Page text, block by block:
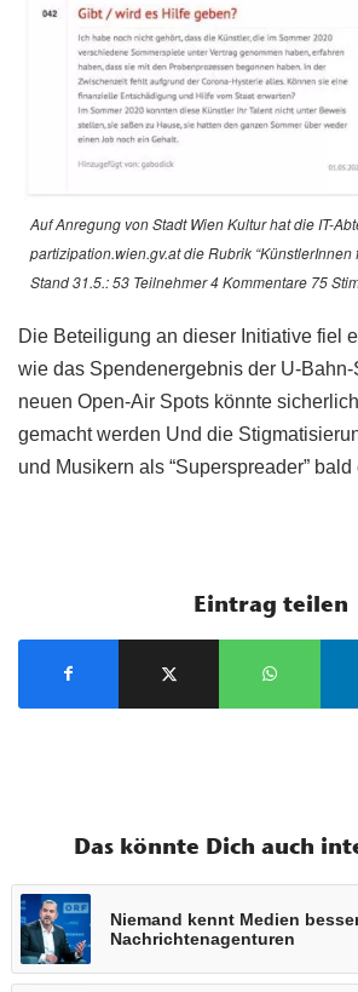
Auf Anregung von Stadt Wien Kultur hat die IT-
partizipation.wien.gv.at die Rubrik “KünstlerInnen
Stand 31.5.: 53 Teilnehmer 4 Kommentare 75
Die Beteiligung an dieser Initiative fiel
wie das Spendenergebnis der U-Bahn-
neuen Open-Air Spots könnte
gemacht werden Und die
und Musikern als “Superspreader”
Eintrag teilen
Das könnte Dich auch
Niemand kennt Medien
Nachrichtenagenturen